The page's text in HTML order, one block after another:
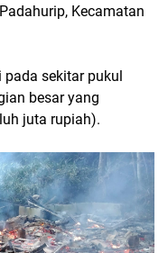
Kecamatan
sekitar pukul
besar yang
juta rupiah).